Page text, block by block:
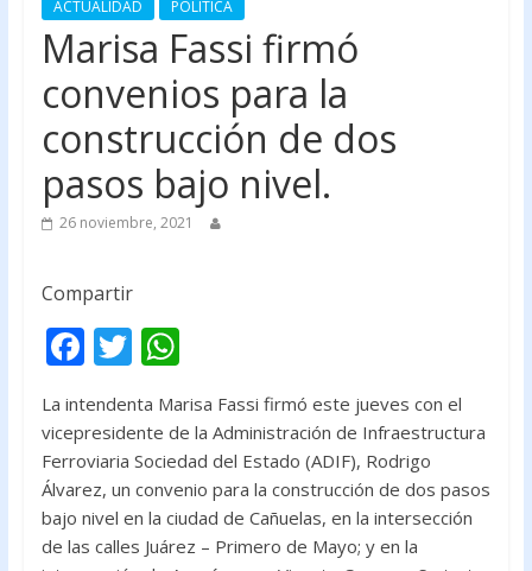
ACTUALIDAD POLÍTICA
Marisa Fassi firmó
convenios para la
construcción de dos
pasos bajo nivel.
26 noviembre, 2021
Compartir
F
ac
e
b
o
o
T
itt
er
W
at
s
A
p
La intendenta Marisa Fassi firmó este jueves con el
vicepresidente de la Administración de Infraestructura
Ferroviaria Sociedad del Estado (ADIF), Rodrigo
Álvarez, un convenio para la construcción de dos pasos
bajo nivel en la ciudad de Cañuelas, en la intersección
de las calles Juárez – Primero de Mayo; y en la